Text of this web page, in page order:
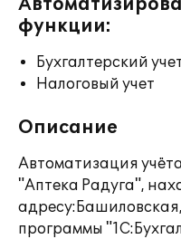
функции:
Бухгалтерский
Налоговый учет
Описание
Автоматизация
"Аптека Радуга",
программы